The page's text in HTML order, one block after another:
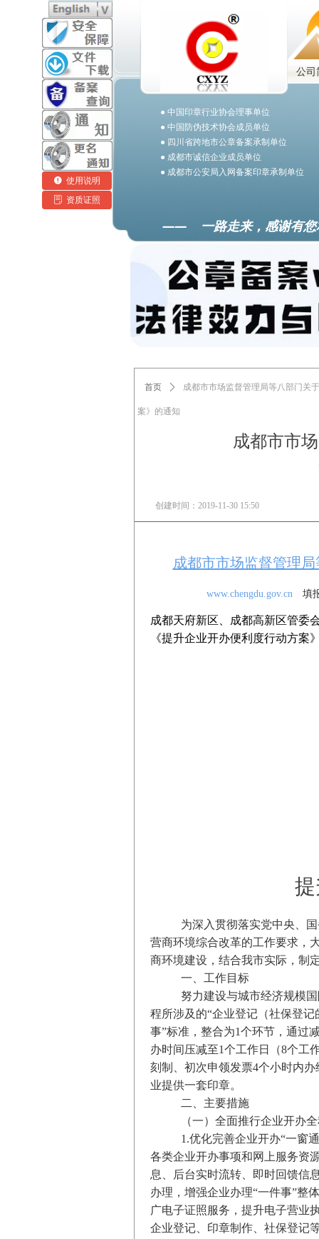
넅 使用说明
ꂓ 资质证照
公司
● 中国印章行业协会理事单位
● 中国防伪技术协会成员单位
● 四川省跨地市公章备案承制单位
● 成都市诚信企业成员单位
● 成都市公安局入网备案印章承制单位
—— 一路走来，感谢有您
成都市市
创建时间： 2019-11-30 15:50
成都市市场监督管理
www.chengdu.gov.cn 填
成都天府新区、成都高新区管委
《提升企业开办便利度行动方
为深入贯彻落实党中央、
营商环境综合改革的工作要求，
商环境建设，结合我市实际，制
一、工作目标
努力建设与城市经济规模
程所涉及的“企业登记（社保登
事”标准，整合为1个环节，通过
办时间压减至1个工作日（8个工
刻制、初次申领发票4个小时内
业提供一套印章。
二、主要措施
（一）全面推行企业开办
1.优化完善企业开办“一窗
各类企业开办事项和网上服务资
息、后台实时流转、即时回馈信
办理，增强企业办理“一件事”整
广电子证照服务，提升电子营业
企业登记、印章制作、社保登记
首页 ꄲ 成都市市场监督管理局等八部门关
案》的通知